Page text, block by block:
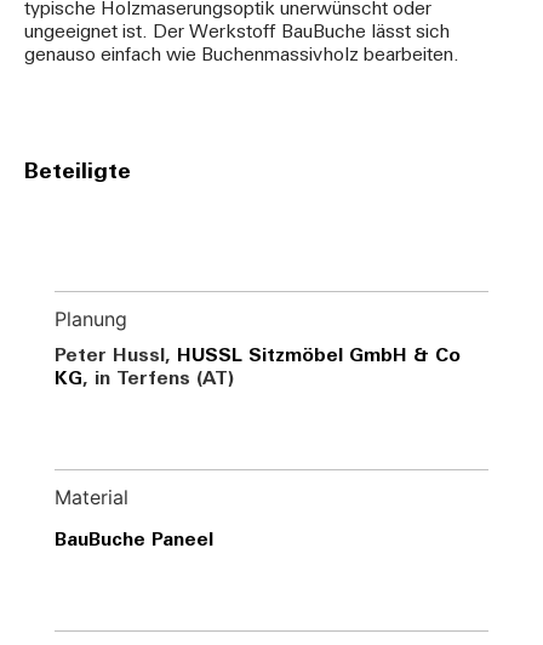
typische Holzmaserungsoptik unerwünscht oder
ungeeignet ist. Der Werkstoff BauBuche lässt sich
genauso einfach wie Buchenmassivholz bearbeiten.
Beteiligte
Planung
Peter Hussl, HUSSL Sitzmöbel GmbH & Co
KG, in Terfens (AT)
Material
BauBuche Paneel